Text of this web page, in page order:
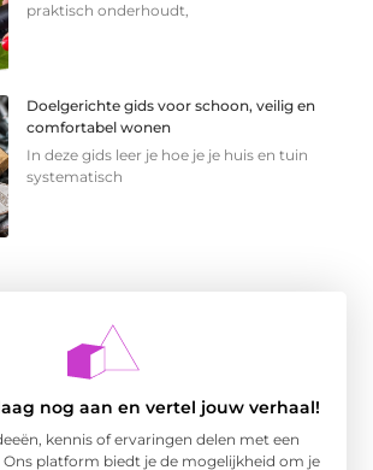
praktisch onderhoudt,
Doelgerichte gids voor schoon, veilig en
comfortabel wonen
In deze gids leer je hoe je je huis en tuin
systematisch
nog aan en vertel jouw verhaal!
kennis of ervaringen delen met een
Ons platform biedt je de mogelijkheid om je